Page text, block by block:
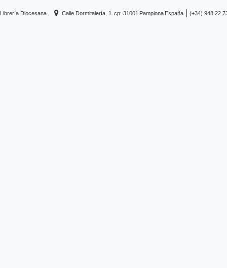
Librería Diocesana Calle Dormitalería, 1. cp: 31001 Pamplona España (+34) 948 22